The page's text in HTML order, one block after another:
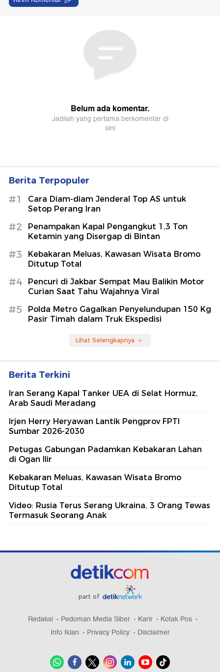
Berita Terpopuler
#1
Cara Diam-diam Jenderal Top AS untuk
Setop Perang Iran
#2
Penampakan Kapal Pengangkut 1,3 Ton
Ketamin yang Disergap di Bintan
#3
Kebakaran Meluas, Kawasan Wisata Bromo
Ditutup Total
#4
Pencuri di Jakbar Sempat Mau Balikin Motor
Curian Saat Tahu Wajahnya Viral
#5
Polda Metro Gagalkan Penyelundupan 150 Kg
Pasir Timah dalam Truk Ekspedisi
Lihat Selengkapnya
Berita Terkini
Iran Serang Kapal Tanker UEA di Selat Hormuz,
Arab Saudi Meradang
Irjen Herry Heryawan Lantik Pengprov FPTI
Sumbar 2026-2030
Petugas Gabungan Padamkan Kebakaran Lahan
di Ogan Ilir
Kebakaran Meluas, Kawasan Wisata Bromo
Ditutup Total
Video: Rusia Terus Serang Ukraina, 3 Orang Tewas
Termasuk Seorang Anak
part of
Redaksi Pedoman Media Siber Karir
Kotak Pos
Info Iklan
Privacy Policy Disclaimer